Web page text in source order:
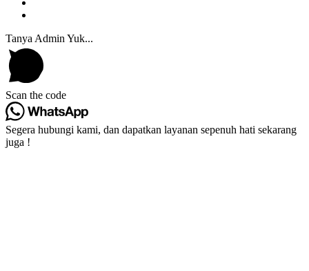
Tanya Admin Yuk...
Scan the code
Segera hubungi kami, dan dapatkan layanan sepenuh hati sekarang
juga !